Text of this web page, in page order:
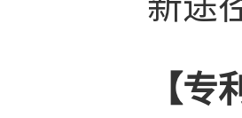
【专